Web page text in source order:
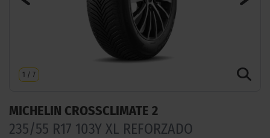
1 / 7
MICHELIN CROSSCLIMATE 2
235/55 R17 103Y XL REFORZADO